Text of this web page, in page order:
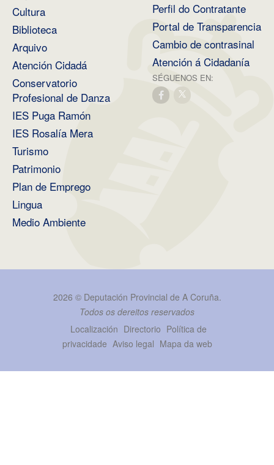
Cultura
Biblioteca
Arquivo
Atención Cidadá
Conservatorio
Profesional de Danza
IES Puga Ramón
IES Rosalía Mera
Turismo
Patrimonio
Plan de Emprego
Lingua
Medio Ambiente
Perfil do Contratante
Portal de Transparencia
Cambio de contrasinal
Atención á Cidadanía
SÉGUENOS EN:
2026 © Deputación Provincial de A Coruña.
Todos os dereitos reservados
Localización Directorio Política de
privacidade Aviso legal Mapa da web